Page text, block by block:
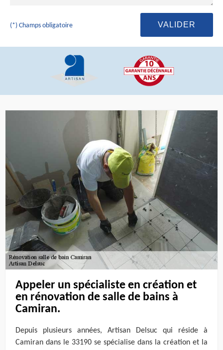
(*) Champs obligatoire
Appeler un spécialiste en création et
en rénovation de salle de bains à
Camiran.
Depuis plusieurs années, Artisan Delsuc qui réside à
Camiran dans le 33190 se spécialise dans la création et la